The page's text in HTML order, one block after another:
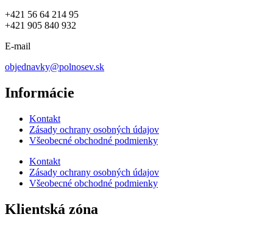
+421 56 64 214 95
+421 905 840 932
E-mail
objednavky@polnosev.sk
Informácie
Kontakt
Zásady ochrany osobných údajov
Všeobecné obchodné podmienky
Kontakt
Zásady ochrany osobných údajov
Všeobecné obchodné podmienky
Klientská zóna